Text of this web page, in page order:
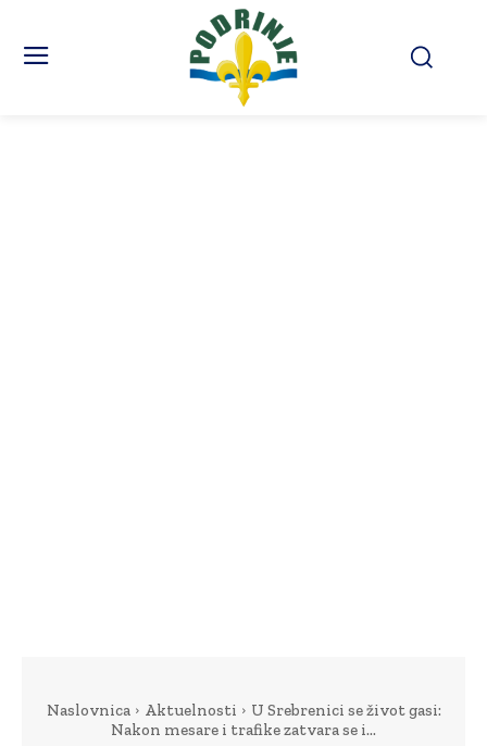
Naslovnica Aktuelnosti
U Srebrenici se život gasi:
Nakon mesare i trafike zatvara se i...